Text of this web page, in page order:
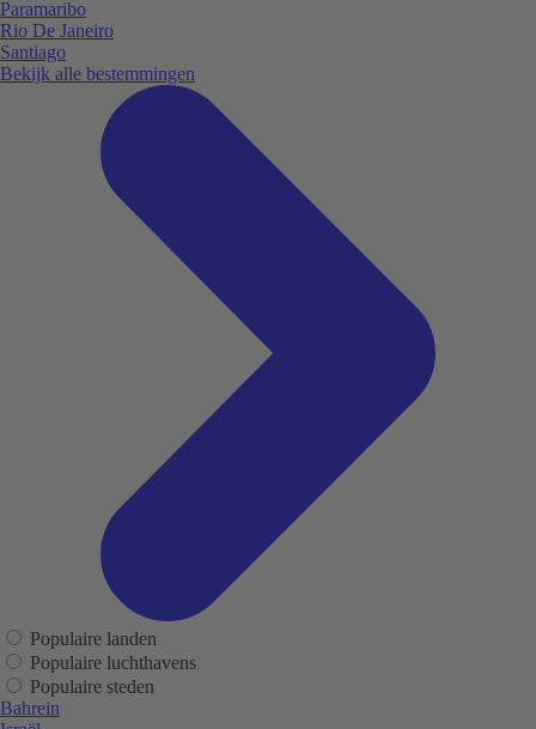
Paramaribo
Rio De Janeiro
Santiago
Bekijk alle bestemmingen
Populaire landen
Populaire luchthavens
Populaire steden
Bahrein